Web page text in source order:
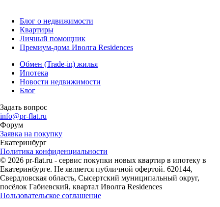
Блог о недвижимости
Квартиры
Личный помощник
Премиум-дома Иволга Residences
Обмен (Trade-in) жилья
Ипотека
Новости недвижимости
Блог
Задать вопрос
info@pr-flat.ru
Форум
Заявка на покупку
Екатеринбург
Политика конфиденциальности
© 2026 pr-flat.ru - сервис покупки новых квартир в ипотеку в
Екатеринбурге. Не является публичной офертой. 620144,
Свердловская область, Сысертский муниципальный округ,
посёлок Габиевский, квартал Иволга Residences
Пользовательское соглашение